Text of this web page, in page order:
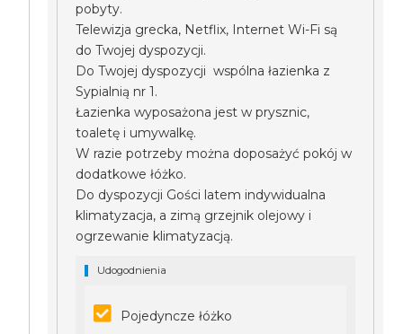
pobyty.
Telewizja grecka, Netflix, Internet Wi-Fi są
do Twojej dyspozycji.
Do Twojej dyspozycji wspólna łazienka z
Sypialnią nr 1.
Łazienka wyposażona jest w prysznic,
toaletę i umywalkę.
W razie potrzeby można doposażyć pokój w
dodatkowe łóżko.
Do dyspozycji Gości latem indywidualna
klimatyzacja, a zimą grzejnik olejowy i
ogrzewanie klimatyzacją.
Udogodnienia
Pojedyncze łóżko